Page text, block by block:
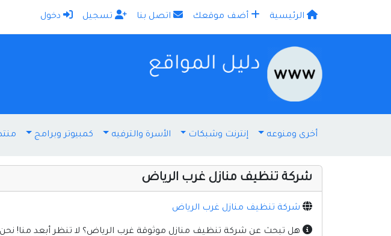
الرئيسية أضف موقعك اتصل بنا تسجيل دخول
أخرى ومنوعه إنترنت وشبكات الأسرة والترفيه كمبيوتر وبرامج
شركة تنظيف منازل غرب الرياض
شركة تنظيف منازل غرب الرياض
هل تبحث عن شركة تنظيف منازل موثوقة غرب الرياض؟ لا تنظر أبعد منا! نحن